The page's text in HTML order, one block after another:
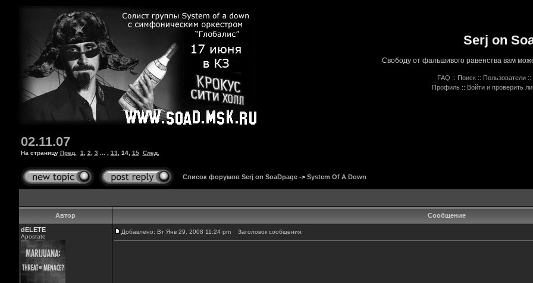
Serj on
Свободу от фальшивого равенства вам
FAQ :: Поиск :: Пользователи ::
Профиль :: Войти и проверить
02.11.07
На страницу Пред. 1 2 3 13 14, 15 След.
Список форумов Serj on SoaDpage-> System Of A Down
Автор
Сообщение
dELETE
Apostate
Добавлено: Вт Янв 29, 2008 11:24 pm Заголовок сообщения: